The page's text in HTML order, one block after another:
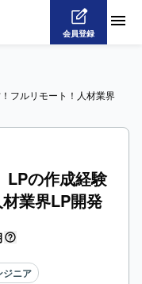
会員登録
フルリモート！人材業界
LPの作成経験
業界LP開発
ジニア